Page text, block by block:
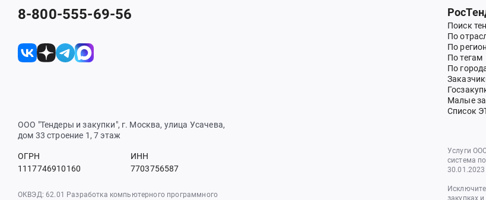
8-800-555-69-56
ООО "Тендеры и закупки", г. Москва, улица Усачева,
дом 33 строение 1, 7 этаж
ОГРН
1117746910160
ИНН
7703756587
ОКВЭД: 62.01 Разработка компьютерного программного
Поиск
По
По
По тегам
По
Малые
Список
Услуги
система
закупках